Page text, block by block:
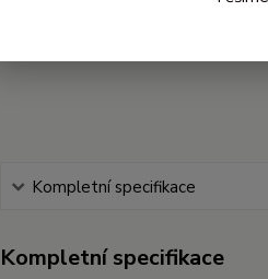
Kompletní specifikace
Kompletní specifikace